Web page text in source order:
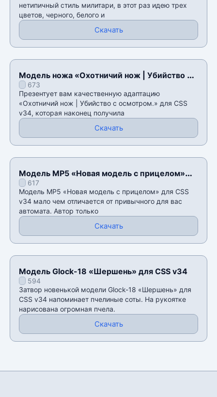
нетипичный стиль милитари, в этот раз идею трех
цветов, черного, белого и
Скачать
Модель ножа «Охотничий нож | Убийство с
осмотром.» для CSS v34
673
Презентует вам качественную адаптацию
«Охотничий нож | Убийство с осмотром.» для CSS
v34, которая наконец получила
Скачать
Модель MP5 «Новая модель с прицелом»
для CSS v34
617
Модель MP5 «Новая модель с прицелом» для CSS
v34 мало чем отличается от привычного для вас
автомата. Автор только
Скачать
Модель Glock-18 «Шершень» для CSS v34
594
Затвор новенькой модели Glock-18 «Шершень» для
CSS v34 напоминает пчелиные соты. На рукоятке
нарисована огромная пчела.
Скачать